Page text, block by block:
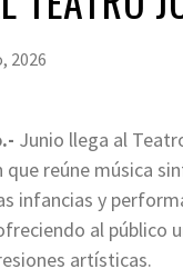
2026
Junio llega al
reúne música
infancias y
al público
artísticas.